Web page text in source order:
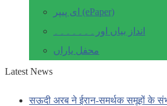
ای پیپر (ePaper)
انداز بیاں اور۔۔۔۔۔۔۔
محفل یاراں
Latest News
सऊदी अरब ने ईरान-समर्थक समूहों के